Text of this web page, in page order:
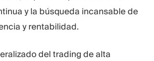
y la búsqueda incansable de
y rentabilidad.
del trading de alta